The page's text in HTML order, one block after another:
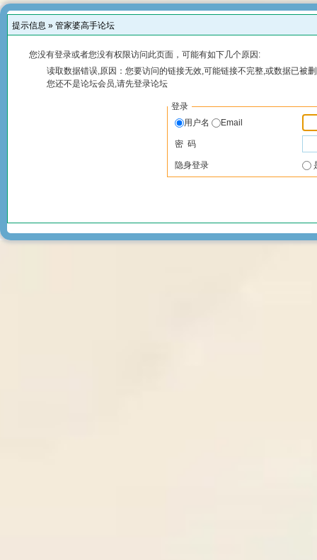
提示信息 » 管家婆高手论坛
您没有登录或者您没有权限访问此页面，可能有如下几个原因:
读取数据错误,原因：您要访问的链接无效,可能链接不完整,或数据已被
您还不是论坛会员,请先登录论坛
登录
用户名
Email
密 码
隐身登录